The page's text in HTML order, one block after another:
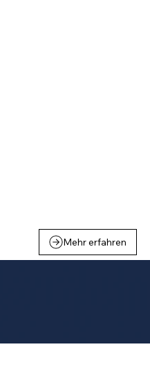
Mehr erfahren